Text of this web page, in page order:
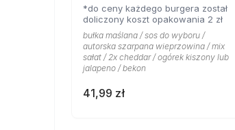
*do ceny każdego burgera został
doliczony koszt opakowania 2 zł
bułka maślana / sos do wyboru /
autorska szarpana wieprzowina / mix
sałat / 2x cheddar / ogórek kiszony lub
jalapeno / bekon
41,99 zł